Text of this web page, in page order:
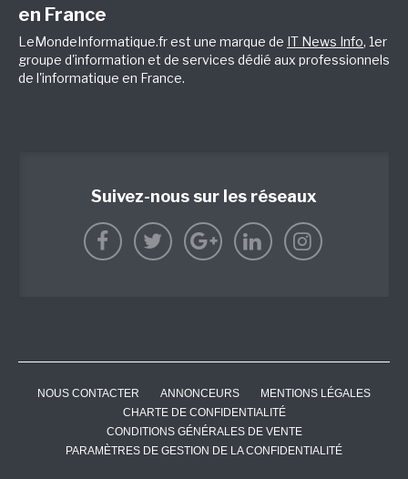
en France
LeMondeInformatique.fr est une marque de IT News Info, 1er
groupe d'information et de services dédié aux professionnels
de l'informatique en France.
Suivez-nous sur les réseaux
NOUS CONTACTER ANNONCEURS
MENTIONS LÉGALES
CHARTE DE CONFIDENTIALITÉ
CONDITIONS GÉNÉRALES DE VENTE
PARAMÈTRES DE GESTION DE LA CONFIDENTIALITÉ